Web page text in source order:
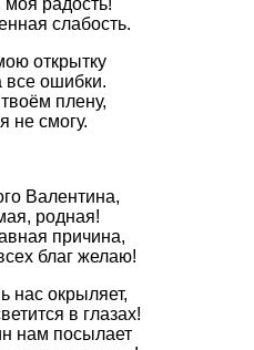
радость!
слабость.
открытку
все ошибки.
плену,
не смогу.
Валентина,
родная!
причина,
благ желаю!
нас окрыляет,
в глазах!
нам посылает